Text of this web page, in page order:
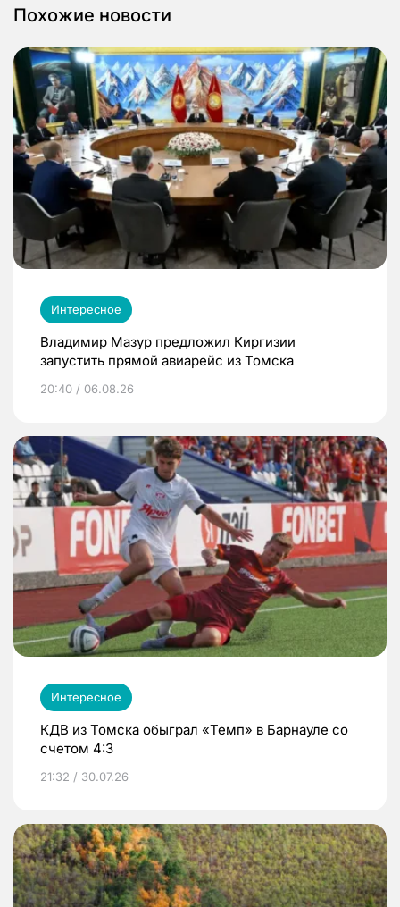
Похожие новости
Интересное
Владимир Мазур предложил Киргизии
запустить прямой авиарейс из Томска
20:40 / 06.08.26
Интересное
КДВ из Томска обыграл «Темп» в Барнауле со
счетом 4:3
21:32 / 30.07.26